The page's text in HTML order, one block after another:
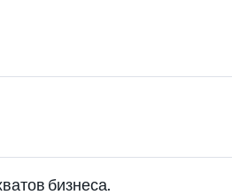
бизнеса.